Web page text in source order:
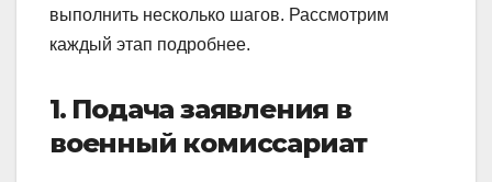
выполнить несколько шагов. Рассмотрим
каждый этап подробнее.
1. Подача заявления в
военный комиссариат